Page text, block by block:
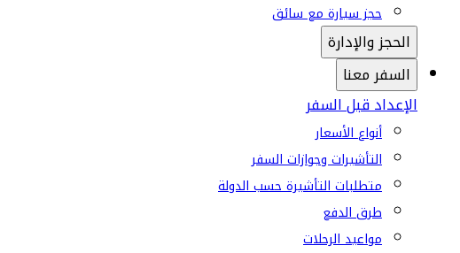
حجز سيارة مع سائق
الحجز والإدارة
السفر معنا
الإعداد قبل السفر
أنواع الأسعار
التأشيرات وجوازات السفر
متطلبات التأشيرة حسب الدولة
طرق الدفع
مواعيد الرحلات